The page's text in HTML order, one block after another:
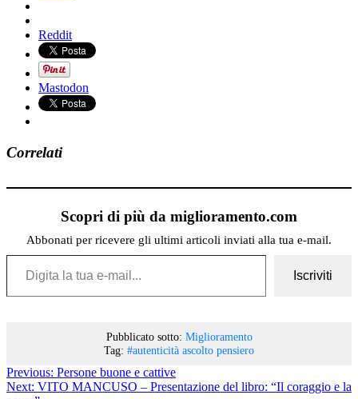
Reddit
Mastodon
Correlati
Scopri di più da miglioramento.com
Abbonati per ricevere gli ultimi articoli inviati alla tua e-mail.
Digita la tua e-mail...
Iscriviti
Pubblicato sotto: Miglioramento
Tag: #autenticità ascolto pensiero
Previous: Persone buone e cattive
Next: VITO MANCUSO – Presentazione del libro: “Il coraggio e la